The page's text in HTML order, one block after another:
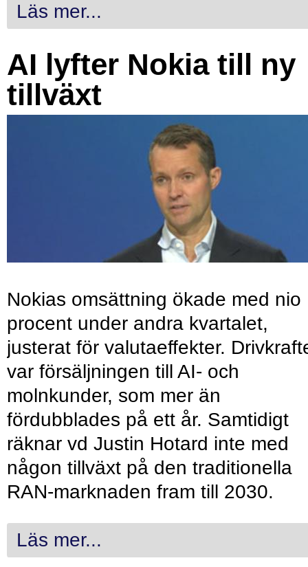
Läs mer...
AI lyfter Nokia till ny
tillväxt
Nokias omsättning ökade med nio
procent under andra kvartalet,
justerat för valutaeffekter.
var försäljningen till AI- och
molnkunder, som mer än
fördubblades på ett år. Samtidigt
räknar vd Justin Hotard inte med
någon tillväxt på den traditionella
RAN-marknaden fram till 2030.
Läs mer...